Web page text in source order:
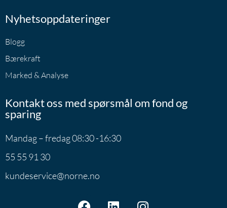
Nyhetsoppdateringer
Blogg
Bærekraft
Marked & Analyse
Kontakt oss med spørsmål om fond og
sparing
Mandag – fredag 08:30 -16:30
55 55 91 30
kundeservice@norne.no